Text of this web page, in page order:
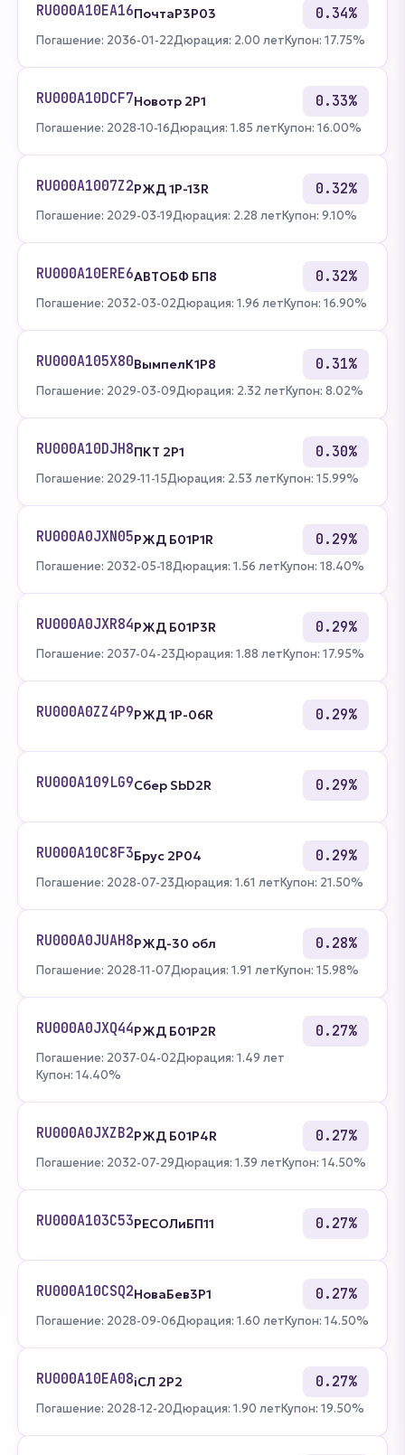
RU000A10EA16ПочтаР3P03 0.34%
Погашение: 2036-01-22Дюрация: 2.00 летКупон: 17.75%
RU000A10DCF7Новотр 2Р1 0.33%
Погашение: 2028-10-16Дюрация: 1.85 летКупон: 16.00%
RU000A1007Z2РЖД 1Р-13R 0.32%
Погашение: 2029-03-19Дюрация: 2.28 летКупон: 9.10%
RU000A10ERE6АВТОБФ БП8 0.32%
Погашение: 2032-03-02Дюрация: 1.96 летКупон: 16.90%
RU000A105X80ВымпелК1Р8 0.31%
Погашение: 2029-03-09Дюрация: 2.32 летКупон: 8.02%
RU000A10DJH8ПКТ 2P1 0.30%
Погашение: 2029-11-15Дюрация: 2.53 летКупон: 15.99%
RU000A0JXN05РЖД Б01P1R 0.29%
Погашение: 2032-05-18Дюрация: 1.56 летКупон: 18.40%
RU000A0JXR84РЖД Б01P3R 0.29%
Погашение: 2037-04-23Дюрация: 1.88 летКупон: 17.95%
RU000A0ZZ4P9РЖД 1Р-06R 0.29%
RU000A109LG9Сбер SbD2R 0.29%
RU000A10C8F3Брус 2Р04 0.29%
Погашение: 2028-07-23Дюрация: 1.61 летКупон: 21.50%
RU000A0JUAH8РЖД-30 обл 0.28%
Погашение: 2028-11-07Дюрация: 1.91 летКупон: 15.98%
RU000A0JXQ44РЖД Б01P2R 0.27%
Погашение: 2037-04-02Дюрация: 1.49 лет
Купон: 14.40%
RU000A0JXZB2РЖД Б01P4R 0.27%
Погашение: 2032-07-29Дюрация: 1.39 летКупон: 14.50%
RU000A103C53РЕСОЛиБП11 0.27%
RU000A10CSQ2НоваБев3Р1 0.27%
Погашение: 2028-09-06Дюрация: 1.60 летКупон: 14.50%
RU000A10EA08iСЛ 2P2 0.27%
Погашение: 2028-12-20Дюрация: 1.90 летКупон: 19.50%